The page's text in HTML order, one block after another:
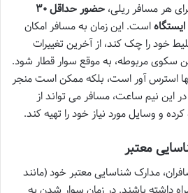
هر مسافر ریلی،
حضور حداقل ۳۰
است. این زمان به مسافر امکان
خود را چک کند، از آخرین تغییرات
سکوی مربوطه، به موقع سوار قطار شود.
استرس آور است، بلکه ممکن است منجر
این نیم ساعت، مسافر می تواند از
و وسایل مورد نیاز خود را تهیه کند.
معتبر
مدارک شناسایی معتبر خود (مانند